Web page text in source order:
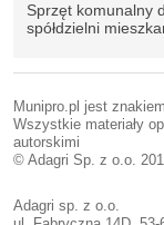
Sprzęt komunalny
spółdzielni
Munipro.pl jest
Wszystkie materiały
autorskimi
© Adagri Sp. z o.o.
Adagri sp. z o.o.